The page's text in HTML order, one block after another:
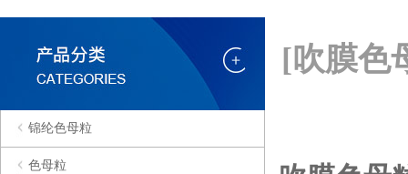
锦纶色母粒
色母粒
[吹膜色